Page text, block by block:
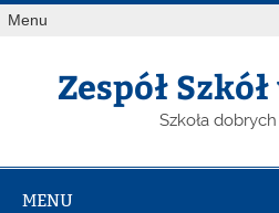
Menu
Zespół
Szkoła
MENU